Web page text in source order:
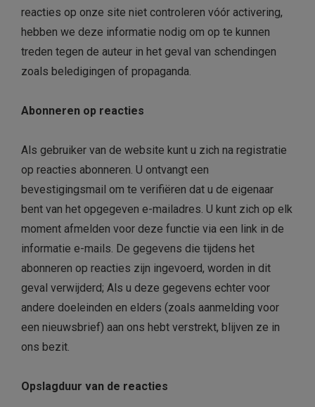
reacties op onze site niet controleren vóór activering,
hebben we deze informatie nodig om op te kunnen
treden tegen de auteur in het geval van schendingen
zoals beledigingen of propaganda.
Abonneren op reacties
Als gebruiker van de website kunt u zich na registratie
op reacties abonneren. U ontvangt een
bevestigingsmail om te verifiëren dat u de eigenaar
bent van het opgegeven e-mailadres. U kunt zich op elk
moment afmelden voor deze functie via een link in de
informatie e-mails. De gegevens die tijdens het
abonneren op reacties zijn ingevoerd, worden in dit
geval verwijderd; Als u deze gegevens echter voor
andere doeleinden en elders (zoals aanmelding voor
een nieuwsbrief) aan ons hebt verstrekt, blijven ze in
ons bezit.
Opslagduur van de reacties